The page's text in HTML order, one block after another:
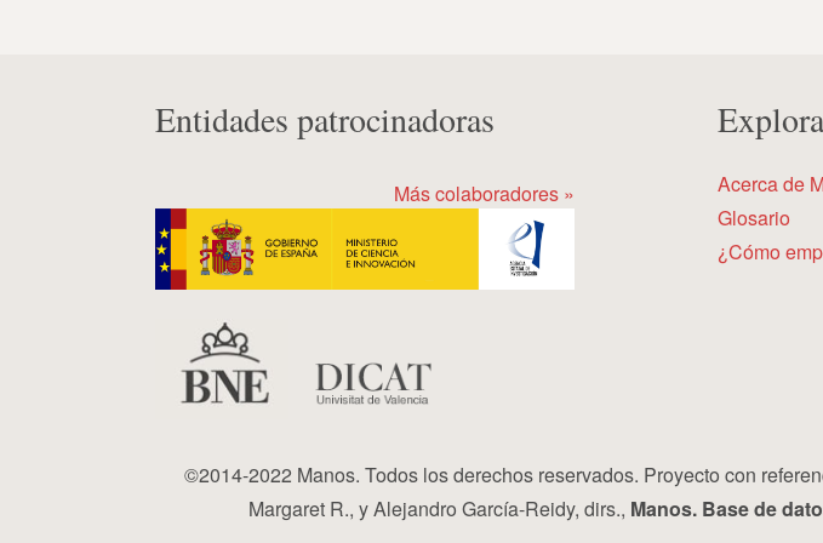
Entidades patrocinadoras
Más colaboradores »
Acerca de
Glosario
¿Cómo
©2014-2022 Manos. Todos los derechos reservados. Proyecto con
Margaret R., y Alejandro García-Reidy, dirs., Manos. Base de